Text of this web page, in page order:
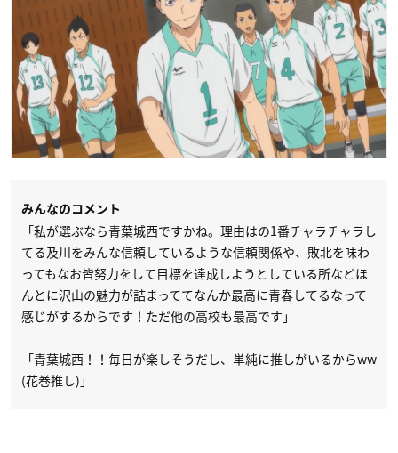
みんなのコメント
「私が選ぶなら青葉城西ですかね。理由はの1番チャラチャラし
てる及川をみんな信頼しているような信頼関係や、敗北を味わ
ってもなお皆努力をして目標を達成しようとしている所などほ
んとに沢山の魅力が詰まっててなんか最高に青春してるなって
感じがするからです！ただ他の高校も最高です」
「青葉城西！！毎日が楽しそうだし、単純に推しがいるからww
(花巻推し)」